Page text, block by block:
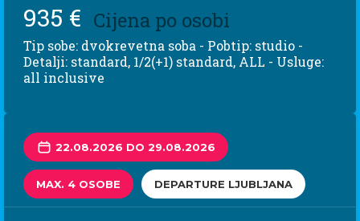
935 € Cijena po osobi
Tip sobe: dvokrevetna soba - Pobtip: studio -
Detalji: standard, 1/2(+1) standard, ALL - Usluge:
all inclusive
22.08.2026 DO 29.08.2026
MAX. 4 OSOBE DEPARTURE LJUBLJANA